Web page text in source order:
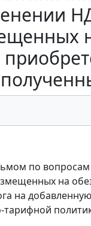
по
на
на